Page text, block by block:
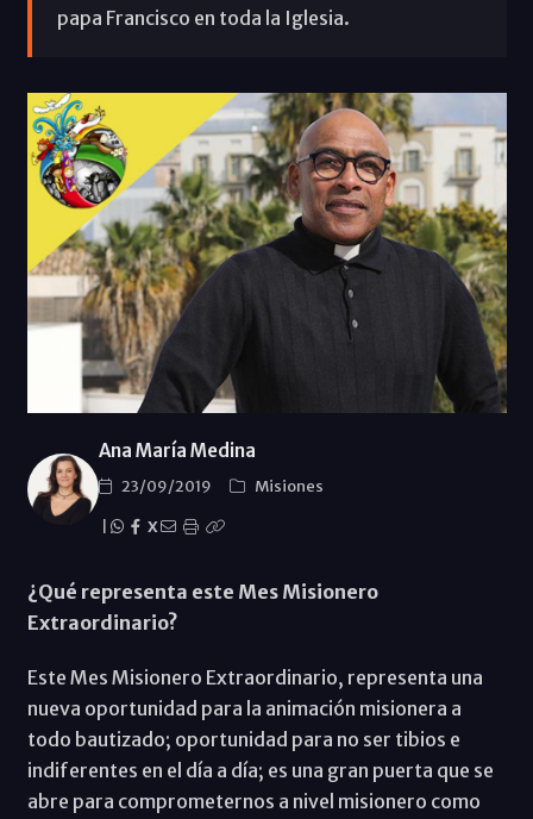
papa Francisco en toda la Iglesia.
Ana María Medina
23/09/2019
Misiones
X
¿Qué representa este Mes Misionero
Extraordinario?
Este Mes Misionero Extraordinario, representa una
nueva oportunidad para la animación misionera a
todo bautizado; oportunidad para no ser tibios e
indiferentes en el día a día; es una gran puerta que se
abre para comprometernos a nivel misionero como